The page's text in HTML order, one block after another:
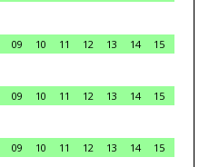
09 10 11 12 13 14
15
09 10 11 12 13 14
15
09 10 11 12 13 14
15